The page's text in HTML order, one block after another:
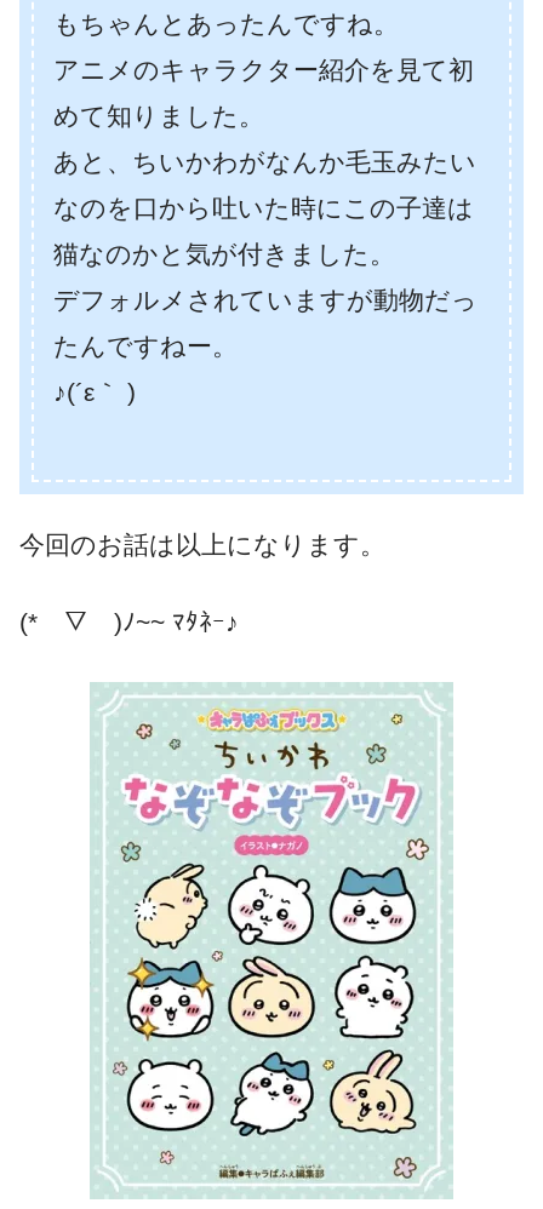
もちゃんとあったんですね。
アニメのキャラクター紹介を見て初
めて知りました。
あと、ちいかわがなんか毛玉みたい
なのを口から吐いた時にこの子達は
猫なのかと気が付きました。
デフォルメされていますが動物だっ
たんですねー。
♪(´ε｀ )
今回のお話は以上になります。
(*￣▽￣)ﾉ~~ ﾏﾀﾈｰ♪